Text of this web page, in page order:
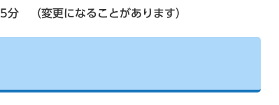
（変更になることがあります）